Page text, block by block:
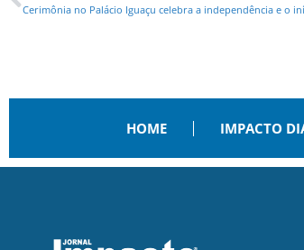
Cerimônia no Palácio Iguaçu celebra a independência e o
HOME IMPACTO